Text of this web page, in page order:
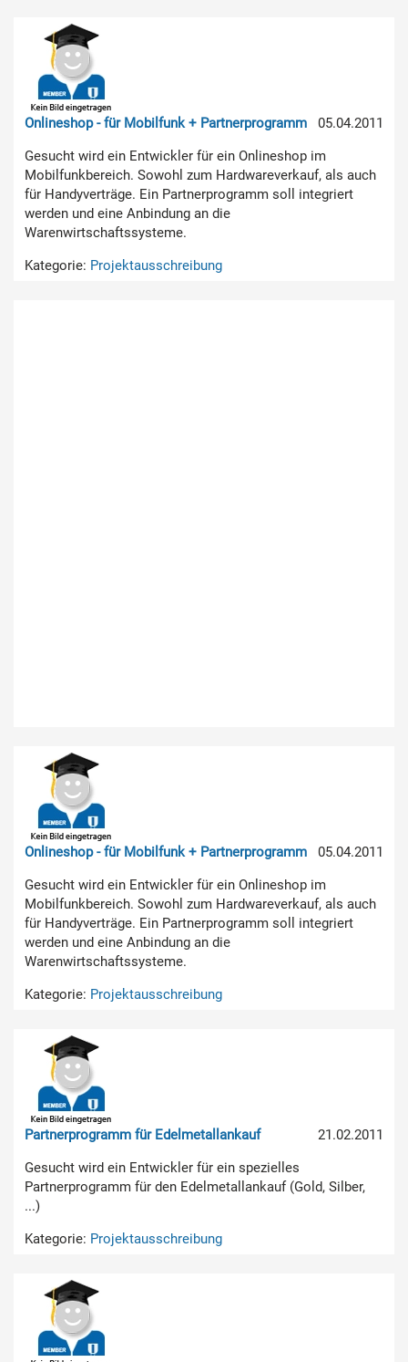
05.04.2011
Onlineshop - für Mobilfunk + Partnerprogramm
Gesucht wird ein Entwickler für ein Onlineshop im
Mobilfunkbereich. Sowohl zum Hardwareverkauf, als auch
für Handyverträge. Ein Partnerprogramm soll integriert
werden und eine Anbindung an die
Warenwirtschaftssysteme.
Kategorie: Projektausschreibung
05.04.2011
Onlineshop - für Mobilfunk + Partnerprogramm
Gesucht wird ein Entwickler für ein Onlineshop im
Mobilfunkbereich. Sowohl zum Hardwareverkauf, als auch
für Handyverträge. Ein Partnerprogramm soll integriert
werden und eine Anbindung an die
Warenwirtschaftssysteme.
Kategorie: Projektausschreibung
21.02.2011
Partnerprogramm für Edelmetallankauf
Gesucht wird ein Entwickler für ein spezielles
Partnerprogramm für den Edelmetallankauf (Gold, Silber,
...)
Kategorie: Projektausschreibung